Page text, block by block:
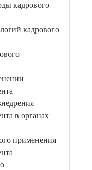
кадрового
кадрового
в органах
применения